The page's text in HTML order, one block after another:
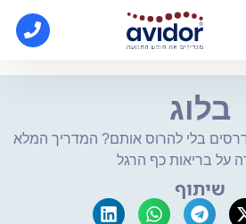
להרוס אותם? המדריך המלא
כף הרגל